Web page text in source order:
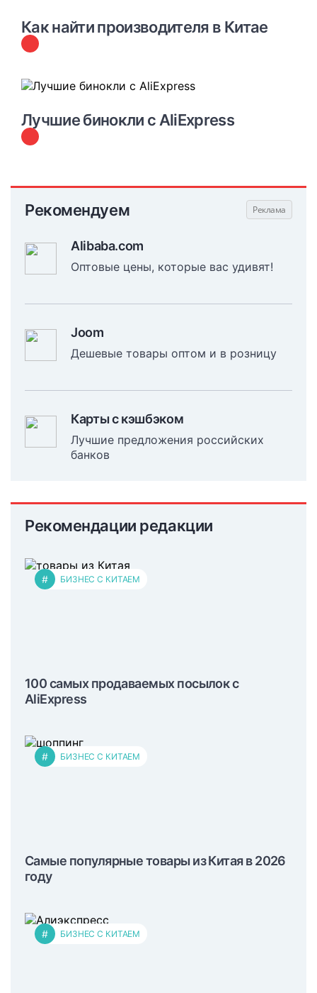
Как найти производителя в Китае
Лучшие бинокли с AliExpress
Рекомендуем
Alibaba.com
Оптовые цены, которые вас удивят!
Joom
Дешевые товары оптом и в розницу
Карты с кэшбэком
Лучшие предложения российских
банков
Рекомендации редакции
# БИЗНЕС С КИТАЕМ
100 самых продаваемых посылок с
AliExpress
# БИЗНЕС С КИТАЕМ
Самые популярные товары из Китая в 2026
году
# БИЗНЕС С КИТАЕМ